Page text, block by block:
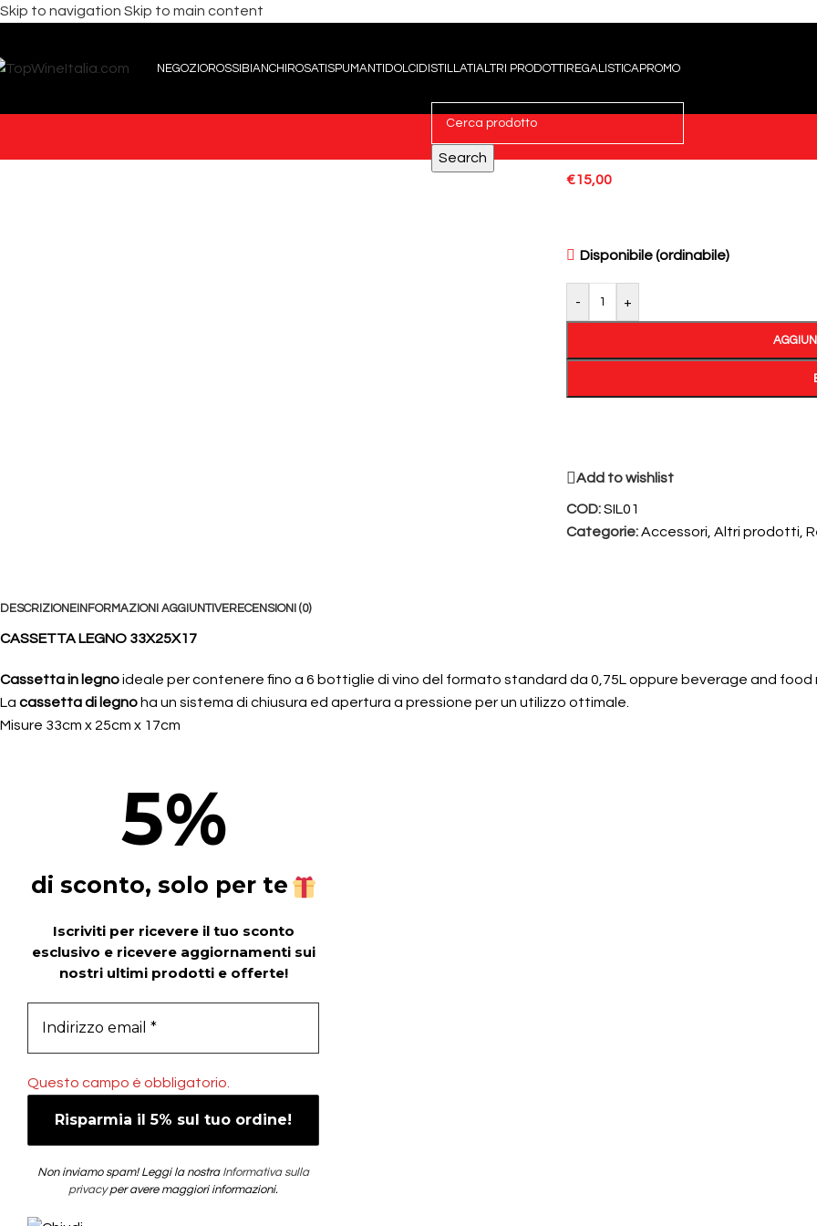
Skip to navigation Skip to main content
NEGOZIOROSSI BIANCHI ROSATI SPUMANTI DOLCI DISTILLATI ALTRI PRODOTTI REGALISTICAPROMO
Search
Click to enlarge
Cassetta legno
€15,00
Disponibile (ordinabile)
- +
Add to wishlist
COD:SIL01
Categorie:Accessori Altri prodotti
DESCRIZIONE INFORMAZIONI AGGIUNTIVERECENSIONI (0)
CASSETTA LEGNO 33X25X17
Cassetta in legnoideale per contenere fino a 6 bottiglie di vino del formato standard da 0,75L oppure beverage and food
La cassetta di legno ha un sistema di chiusura ed apertura a pressione per un utilizzo ottimale.
Misure 33cm x 25cm x 17cm
5%
di sconto, solo per te
Iscriviti per ricevere il tuo sconto
esclusivo e ricevere aggiornamenti sui
nostri ultimi prodotti e offerte!
Questo campo è obbligatorio.
Non inviamo spam! Leggi la nostra Informativa sulla
privacyper avere maggiori informazioni.